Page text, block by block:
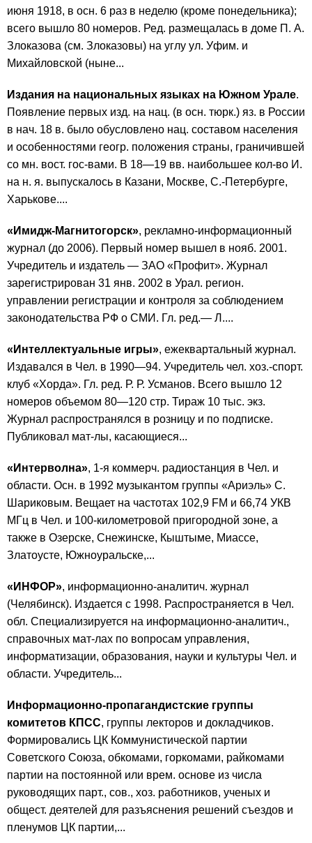
июня 1918, в осн. 6 раз в неделю (кроме понедельника);
всего вышло 80 номеров. Ред. размещалась в доме П. А.
Злоказова (см. Злоказовы) на углу ул. Уфим. и
Михайловской (ныне...
Издания на национальных языках на Южном Урале.
Появление первых изд. на нац. (в осн. тюрк.) яз. в России
в нач. 18 в. было обусловлено нац. составом населения
и особенностями геогр. положения страны, граничившей
со мн. вост. гос-вами. В 18—19 вв. наибольшее кол-во И.
на н. я. выпускалось в Казани, Москве, С.-Петербурге,
Харькове....
«Имидж-Магнитогорск», рекламно-информационный
журнал (до 2006). Первый номер вышел в нояб. 2001.
Учредитель и издатель — ЗАО «Профит». Журнал
зарегистрирован 31 янв. 2002 в Урал. регион.
управлении регистрации и контроля за соблюдением
законодательства РФ о СМИ. Гл. ред.— Л....
«Интеллектуальные игры», ежеквартальный журнал.
Издавался в Чел. в 1990—94. Учредитель чел. хоз.-спорт.
клуб «Хорда». Гл. ред. Р. Р. Усманов. Всего вышло 12
номеров объемом 80—120 стр. Тираж 10 тыс. экз.
Журнал распространялся в розницу и по подписке.
Публиковал мат-лы, касающиеся...
«Интерволна», 1-я коммерч. радиостанция в Чел. и
области. Осн. в 1992 музыкантом группы «Ариэль» С.
Шариковым. Вещает на частотах 102,9 FM и 66,74 УКВ
МГц в Чел. и 100-километровой пригородной зоне, а
также в Озерске, Снежинске, Кыштыме, Миассе,
Златоусте, Южноуральске,...
«ИНФОР», информационно-аналитич. журнал
(Челябинск). Издается с 1998. Распространяется в Чел.
обл. Специализируется на информационно-аналитич.,
справочных мат-лах по вопросам управления,
информатизации, образования, науки и культуры Чел. и
области. Учредитель...
Информационно-пропагандистские группы
комитетов КПСС, группы лекторов и докладчиков.
Формировались ЦК Коммунистической партии
Советского Союза, обкомами, горкомами, райкомами
партии на постоянной или врем. основе из числа
руководящих парт., сов., хоз. работников, ученых и
общест. деятелей для разъяснения решений съездов и
пленумов ЦК партии,...